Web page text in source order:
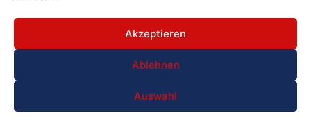
Akzeptieren
Ablehnen
Auswahl